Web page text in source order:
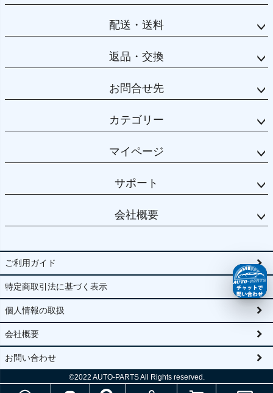
配送・送料
返品・交換
お問合せ先
カテゴリー
マイページ
サポート
会社概要
ご利用ガイド
特定商取引法に基づく表示
個人情報の取扱
会社概要
お問い合わせ
©2022 AUTO-PARTS All Rights reserved.